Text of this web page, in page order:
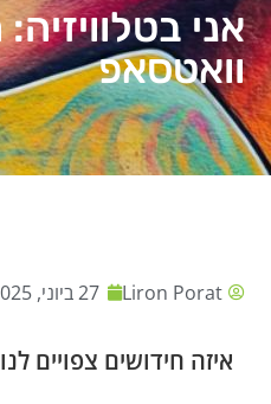
אני
וואטסאפ
Liron Porat 27 ביוני, 2025
איזה חידושים צפויים